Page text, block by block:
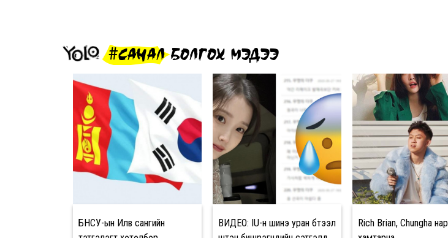
#САНАЛ БОЛГОХ МЭДЭЭ
БНСУ-ын Илвүү сангийн
ВИДЕО: IU-н шинэ уран бүтээл
Rich Brian, Chungha нар